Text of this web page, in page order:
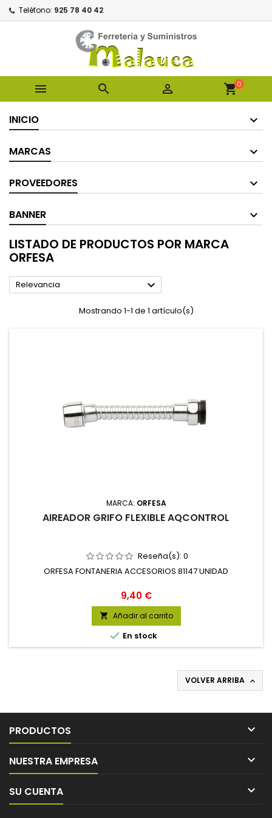
Teléfono: 925 78 40 42
   shopping_cart0
INICIO
MARCAS
PROVEEDORES
BANNER
LISTADO DE PRODUCTOS POR MARCA
ORFESA
Relevancia 
Mostrando 1-1 de 1 artículo(s)
MARCA: ORFESA
AIREADOR GRIFO FLEXIBLE AQCONTROL
Reseña(s): 0
ORFESA FONTANERIA ACCESORIOS 81147 UNIDAD
Precio
9,40 €
 Añadir al carrito
 En stock
VOLVER ARRIBA 
PRODUCTOS 
NUESTRA EMPRESA 
SU CUENTA 